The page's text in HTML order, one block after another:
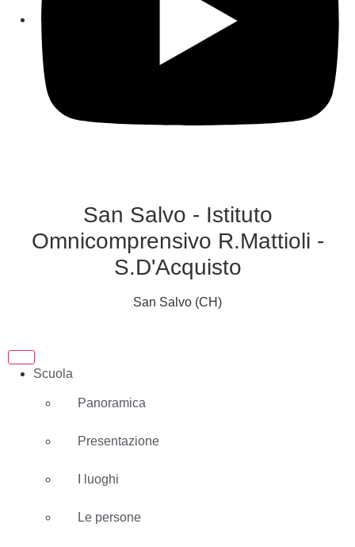
San Salvo - Istituto
Omnicomprensivo R.Mattioli -
S.D'Acquisto
San Salvo (CH)
Scuola
Panoramica
Presentazione
I luoghi
Le persone